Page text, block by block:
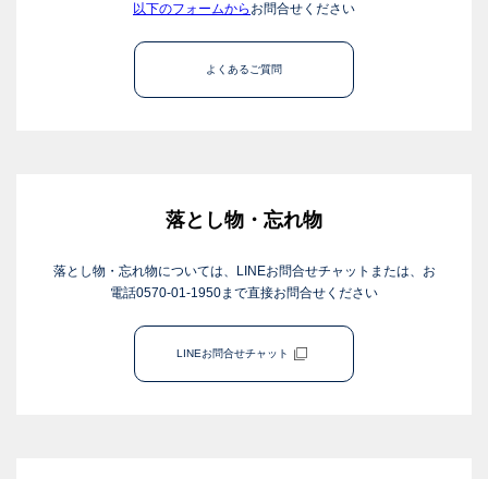
以下のフォームから お問合せください
よくあるご質問
落とし物・忘れ物
落とし物・忘れ物については、LINEお問合せチャットまたは、お
電話0570-01-1950まで直接お問合せください
LINEお問合せチャット